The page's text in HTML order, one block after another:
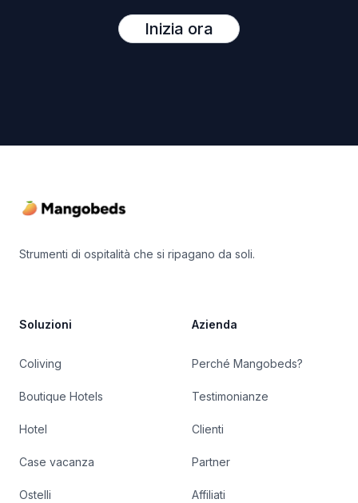
Inizia ora
Strumenti di ospitalità che si ripagano da soli.
Soluzioni
Coliving
Boutique Hotels
Hotel
Case vacanza
Ostelli
Azienda
Perché Mangobeds?
Testimonianze
Clienti
Partner
Affiliati